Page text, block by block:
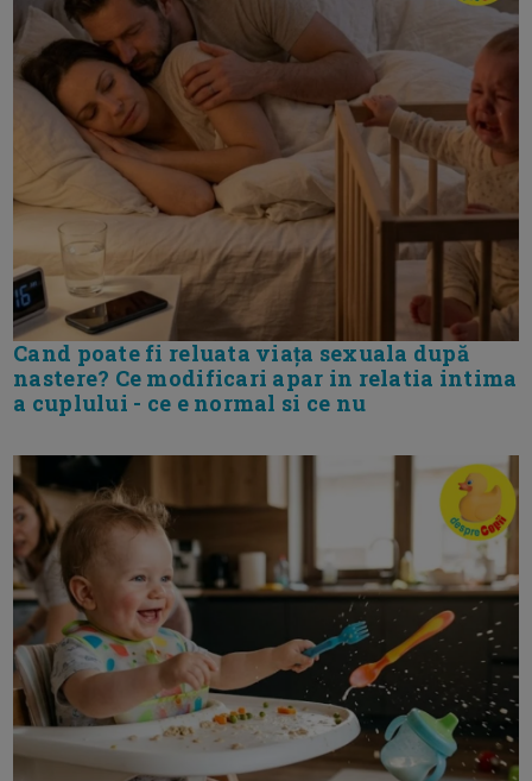
Cand poate fi reluata viața sexuala după
nastere? Ce modificari apar in relatia intima
a cuplului - ce e normal si ce nu